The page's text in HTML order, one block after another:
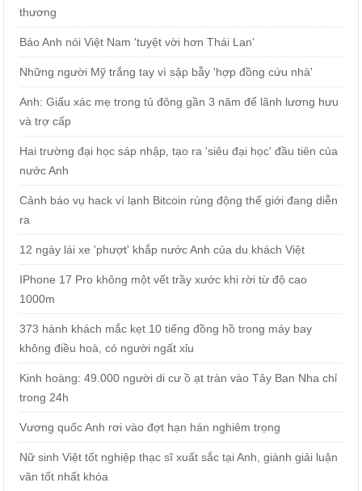
thương
Báo Anh nói Việt Nam 'tuyệt vời hơn Thái Lan'
Những người Mỹ trắng tay vì sập bẫy 'hợp đồng cứu nhà'
Anh: Giấu xác mẹ trong tủ đông gần 3 năm để lãnh lương hưu
và trợ cấp
Hai trường đại học sáp nhập, tạo ra 'siêu đại học' đầu tiên của
nước Anh
Cảnh báo vụ hack ví lạnh Bitcoin rúng động thế giới đang diễn
ra
12 ngày lái xe 'phượt' khắp nước Anh của du khách Việt
IPhone 17 Pro không một vết trầy xước khi rời từ độ cao
1000m
373 hành khách mắc kẹt 10 tiếng đồng hồ trong máy bay
không điều hoà, có người ngất xỉu
Kinh hoàng: 49.000 người di cư ồ ạt tràn vào Tây Ban Nha chỉ
trong 24h
Vương quốc Anh rơi vào đợt hạn hán nghiêm trọng
Nữ sinh Việt tốt nghiệp thạc sĩ xuất sắc tại Anh, giành giải luận
văn tốt nhất khóa